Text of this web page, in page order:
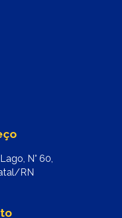
N° 60,
RN